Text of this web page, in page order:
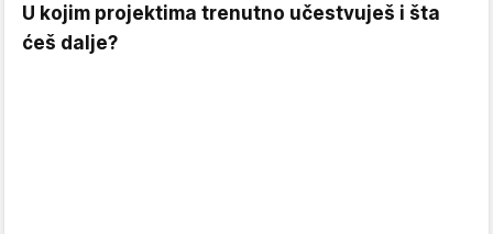
U kojim projektima trenutno učestvuješ i šta
ćeš dalje?